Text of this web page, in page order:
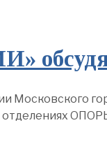
Московского
отделениях